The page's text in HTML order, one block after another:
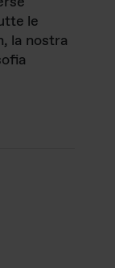
le
la nostra